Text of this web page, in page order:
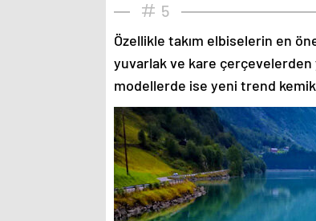
5
Özellikle takım elbiselerin en
yuvarlak ve kare
modellerde ise yeni trend